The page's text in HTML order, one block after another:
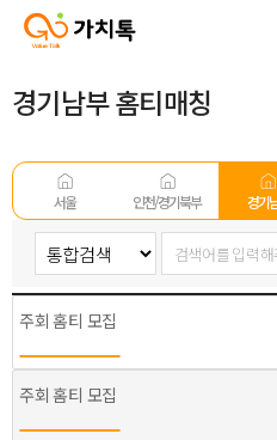
경기남부 홈티매칭
서울 인천/경기 북부 경기
주회 홈티 모집
주회 홈티 모집